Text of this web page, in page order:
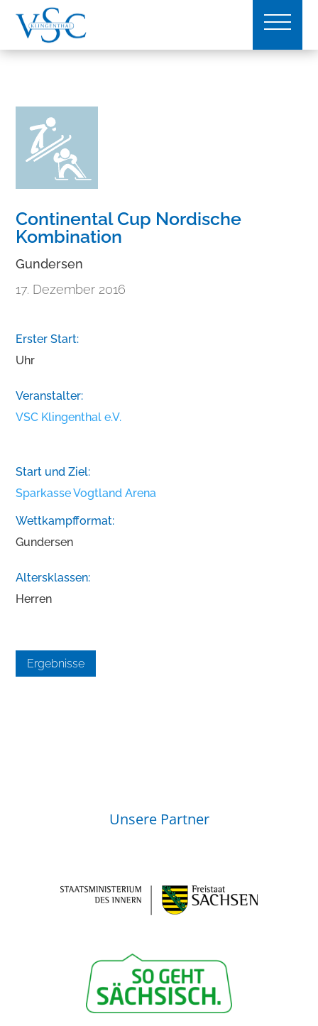
Continental Cup Nordische
Kombination
Gundersen
17. Dezember 2016
Erster Start:
Uhr
Veranstalter:
VSC Klingenthal e.V.
Start und Ziel:
Sparkasse Vogtland Arena
Wettkampfformat:
Gundersen
Altersklassen:
Herren
Ergebnisse
Unsere Partner